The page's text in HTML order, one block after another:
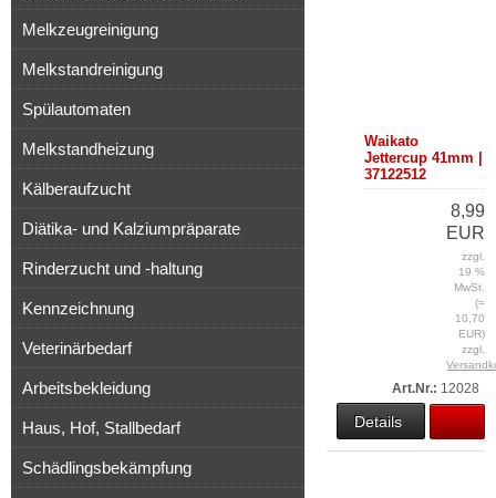
Waikato
Jettercup 41mm |
37122512
8,99
EUR
zzgl.
19 %
MwSt.
(=
10,70
EUR)
zzgl.
Art.Nr.: 12028
Details
Melkzeugreinigung
Melkstandreinigung
Spülautomaten
Melkstandheizung
Kälberaufzucht
Diätika- und Kalziumpräparate
Rinderzucht und -haltung
Kennzeichnung
Veterinärbedarf
Arbeitsbekleidung
Haus, Hof, Stallbedarf
Schädlingsbekämpfung